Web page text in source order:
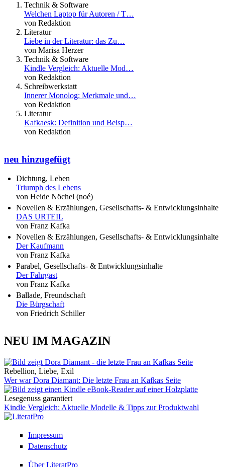
Technik & Software
Welchen Laptop für Autoren / T…
von Redaktion
Literatur
Liebe in der Literatur: das Zu…
von Marisa Herzer
Technik & Software
Kindle Vergleich: Aktuelle Mod…
von Redaktion
Schreibwerkstatt
Innerer Monolog: Merkmale und…
von Redaktion
Literatur
Kafkaesk: Definition und Beisp…
von Redaktion
neu hinzugefügt
Dichtung, Leben
Triumph des Lebens
von Heide Nöchel (noé)
Novellen & Erzählungen, Gesellschafts- & Entwicklungsinhalte
DAS URTEIL
von Franz Kafka
Novellen & Erzählungen, Gesellschafts- & Entwicklungsinhalte
Der Kaufmann
von Franz Kafka
Parabel, Gesellschafts- & Entwicklungsinhalte
Der Fahrgast
von Franz Kafka
Ballade, Freundschaft
Die Bürgschaft
von Friedrich Schiller
NEU IM MAGAZIN
Rebellion, Liebe, Exil
Wer war Dora Diamant: Die letzte Frau an Kafkas Seite
Lesegenuss garantiert
Kindle Vergleich: Aktuelle Modelle & Tipps zur Produktwahl
Impressum
Datenschutz
Über LiteratPro